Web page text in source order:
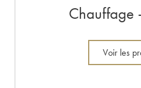
Chauffage
Voir les